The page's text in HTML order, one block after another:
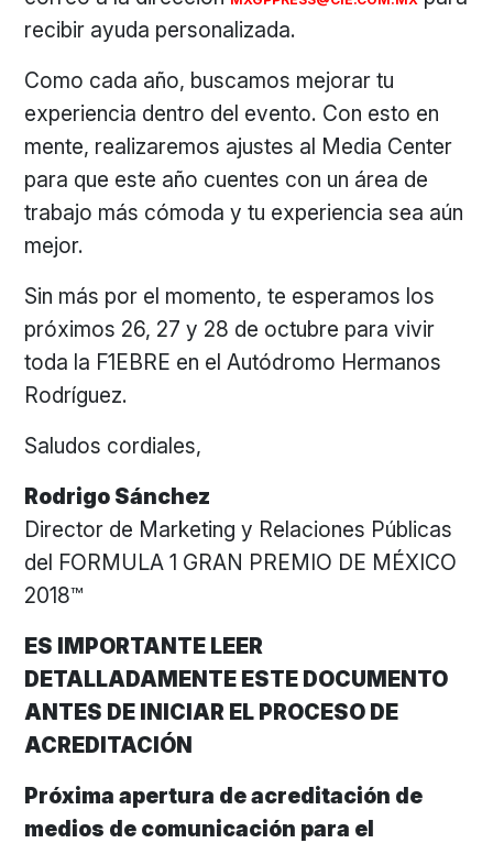
recibir ayuda personalizada.
Como cada año, buscamos mejorar tu
experiencia dentro del evento. Con esto en
mente, realizaremos ajustes al Media Center
para que este año cuentes con un área de
trabajo más cómoda y tu experiencia sea aún
mejor.
Sin más por el momento, te esperamos los
próximos 26, 27 y 28 de octubre para vivir
toda la F1EBRE en el Autódromo Hermanos
Rodríguez.
Saludos cordiales,
Rodrigo Sánchez
Director de Marketing y Relaciones Públicas
del FORMULA 1 GRAN PREMIO DE MÉXICO
2018™
ES IMPORTANTE LEER
DETALLADAMENTE ESTE DOCUMENTO
ANTES DE INICIAR EL PROCESO DE
ACREDITACIÓN
Próxima apertura de acreditación de
medios de comunicación para el